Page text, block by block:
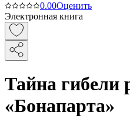
0.00Оценить
Электронная книга
Тайна гибели
«Бонапарта»